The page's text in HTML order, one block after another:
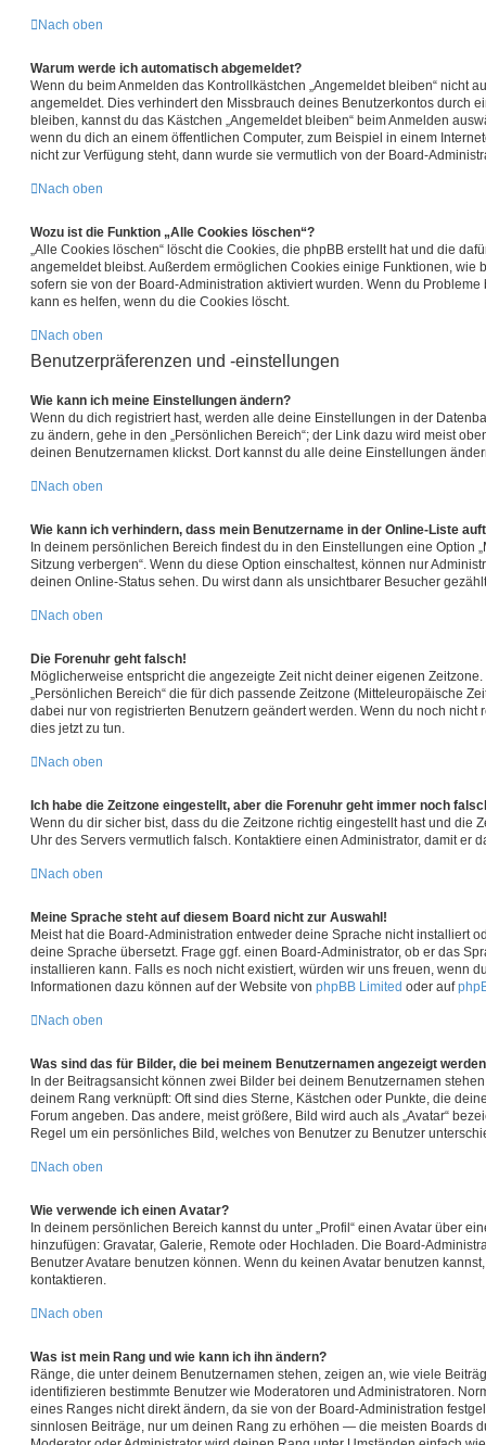
Nach oben
Warum werde ich automatisch abgemeldet?
Wenn du beim Anmelden das Kontrollkästchen „Angemeldet bleiben“ nicht
angemeldet. Dies verhindert den Missbrauch deines Benutzerkontos durch
bleiben, kannst du das Kästchen „Angemeldet bleiben“ beim Anmelden
wenn du dich an einem öffentlichen Computer, zum Beispiel in einem
nicht zur Verfügung steht, dann wurde sie vermutlich von der Board-
Nach oben
Wozu ist die Funktion „Alle Cookies löschen“?
„Alle Cookies löschen“ löscht die Cookies, die phpBB erstellt hat und die
angemeldet bleibst. Außerdem ermöglichen Cookies einige Funktionen, wie
sofern sie von der Board-Administration aktiviert wurden. Wenn du Probleme
kann es helfen, wenn du die Cookies löscht.
Nach oben
Benutzerpräferenzen und -einstellungen
Wie kann ich meine Einstellungen ändern?
Wenn du dich registriert hast, werden alle deine Einstellungen in der
zu ändern, gehe in den „Persönlichen Bereich“; der Link dazu wird meist
deinen Benutzernamen klickst. Dort kannst du alle deine Einstellungen
Nach oben
Wie kann ich verhindern, dass mein Benutzername in der Online-Liste
In deinem persönlichen Bereich findest du in den Einstellungen eine Option
Sitzung verbergen“. Wenn du diese Option einschaltest, können nur
deinen Online-Status sehen. Du wirst dann als unsichtbarer Besucher
Nach oben
Die Forenuhr geht falsch!
Möglicherweise entspricht die angezeigte Zeit nicht deiner eigenen
„Persönlichen Bereich“ die für dich passende Zeitzone (Mitteleuropäische
dabei nur von registrierten Benutzern geändert werden. Wenn du noch nicht
dies jetzt zu tun.
Nach oben
Ich habe die Zeitzone eingestellt, aber die Forenuhr geht immer noch
Wenn du dir sicher bist, dass du die Zeitzone richtig eingestellt hast und die
Uhr des Servers vermutlich falsch. Kontaktiere einen Administrator, damit er
Nach oben
Meine Sprache steht auf diesem Board nicht zur Auswahl!
Meist hat die Board-Administration entweder deine Sprache nicht installiert
deine Sprache übersetzt. Frage ggf. einen Board-Administrator, ob er das
installieren kann. Falls es noch nicht existiert, würden wir uns freuen, wenn
Informationen dazu können auf der Website von phpBB Limited oder auf
Nach oben
Was sind das für Bilder, die bei meinem Benutzernamen angezeigt
In der Beitragsansicht können zwei Bilder bei deinem Benutzernamen
deinem Rang verknüpft: Oft sind dies Sterne, Kästchen oder Punkte, die
Forum angeben. Das andere, meist größere, Bild wird auch als „Avatar“
Regel um ein persönliches Bild, welches von Benutzer zu Benutzer
Nach oben
Wie verwende ich einen Avatar?
In deinem persönlichen Bereich kannst du unter „Profil“ einen Avatar über
hinzufügen: Gravatar, Galerie, Remote oder Hochladen. Die Board-
Benutzer Avatare benutzen können. Wenn du keinen Avatar benutzen
kontaktieren.
Nach oben
Was ist mein Rang und wie kann ich ihn ändern?
Ränge, die unter deinem Benutzernamen stehen, zeigen an, wie viele
identifizieren bestimmte Benutzer wie Moderatoren und Administratoren.
eines Ranges nicht direkt ändern, da sie von der Board-Administration
sinnlosen Beiträge, nur um deinen Rang zu erhöhen — die meisten Boards